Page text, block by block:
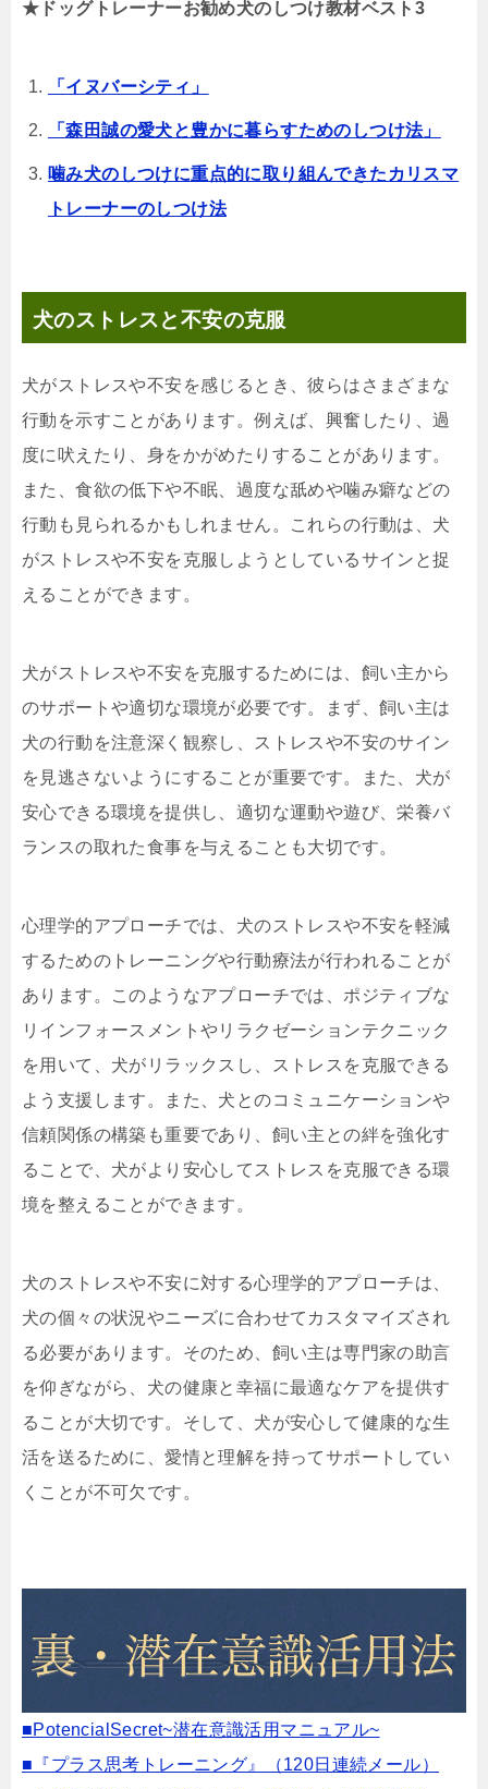
★ドッグトレーナーお勧め犬のしつけ教材ベスト3
「イヌバーシティ」
「森田誠の愛犬と豊かに暮らすためのしつけ法」
噛み犬のしつけに重点的に取り組んできたカリスマ
トレーナーのしつけ法
犬のストレスと不安の克服
犬がストレスや不安を感じるとき、彼らはさまざまな
行動を示すことがあります。例えば、興奮したり、過
度に吠えたり、身をかがめたりすることがあります。
また、食欲の低下や不眠、過度な舐めや噛み癖などの
行動も見られるかもしれません。これらの行動は、犬
がストレスや不安を克服しようとしているサインと捉
えることができます。
犬がストレスや不安を克服するためには、飼い主から
のサポートや適切な環境が必要です。まず、飼い主は
犬の行動を注意深く観察し、ストレスや不安のサイン
を見逃さないようにすることが重要です。また、犬が
安心できる環境を提供し、適切な運動や遊び、栄養バ
ランスの取れた食事を与えることも大切です。
心理学的アプローチでは、犬のストレスや不安を軽減
するためのトレーニングや行動療法が行われることが
あります。このようなアプローチでは、ポジティブな
リインフォースメントやリラクゼーションテクニック
を用いて、犬がリラックスし、ストレスを克服できる
よう支援します。また、犬とのコミュニケーションや
信頼関係の構築も重要であり、飼い主との絆を強化す
ることで、犬がより安心してストレスを克服できる環
境を整えることができます。
犬のストレスや不安に対する心理学的アプローチは、
犬の個々の状況やニーズに合わせてカスタマイズされ
る必要があります。そのため、飼い主は専門家の助言
を仰ぎながら、犬の健康と幸福に最適なケアを提供す
ることが大切です。そして、犬が安心して健康的な生
活を送るために、愛情と理解を持ってサポートしてい
くことが不可欠です。
■PotencialSecret~潜在意識活用マニュアル~
■『プラス思考トレーニング』（120日連続メール）